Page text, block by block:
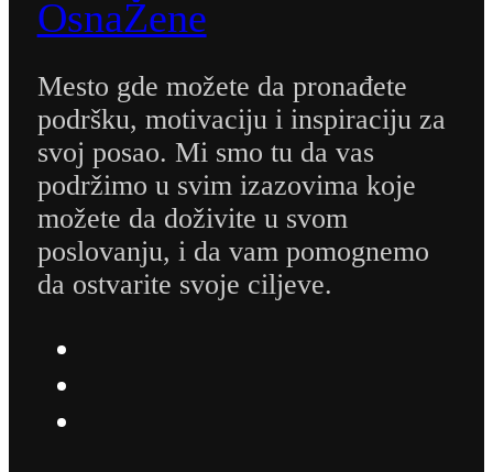
OsnaŽene
Mesto gde možete da pronađete
podršku, motivaciju i inspiraciju za
svoj posao. Mi smo tu da vas
podržimo u svim izazovima koje
možete da doživite u svom
poslovanju, i da vam pomognemo
da ostvarite svoje ciljeve.